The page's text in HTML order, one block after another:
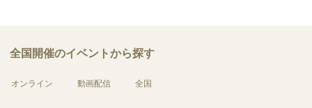
全国開催のイベントから探す
オンライン 動画配信 全国